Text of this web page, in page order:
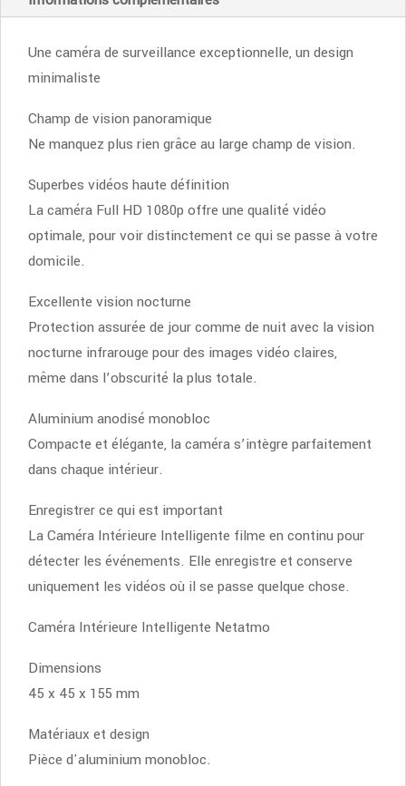
Une caméra de surveillance exceptionnelle, un design
minimaliste
Champ de vision panoramique
Ne manquez plus rien grâce au large champ de vision.
Superbes vidéos haute définition
La caméra Full HD 1080p offre une qualité vidéo
optimale, pour voir distinctement ce qui se passe à votre
domicile.
Excellente vision nocturne
Protection assurée de jour comme de nuit avec la vision
nocturne infrarouge pour des images vidéo claires,
même dans l’obscurité la plus totale.
Aluminium anodisé monobloc
Compacte et élégante, la caméra s’intègre parfaitement
dans chaque intérieur.
Enregistrer ce qui est important
La Caméra Intérieure Intelligente filme en continu pour
détecter les événements. Elle enregistre et conserve
uniquement les vidéos où il se passe quelque chose.
Caméra Intérieure Intelligente Netatmo
Dimensions
45 x 45 x 155 mm
Matériaux et design
Pièce d'aluminium monobloc.